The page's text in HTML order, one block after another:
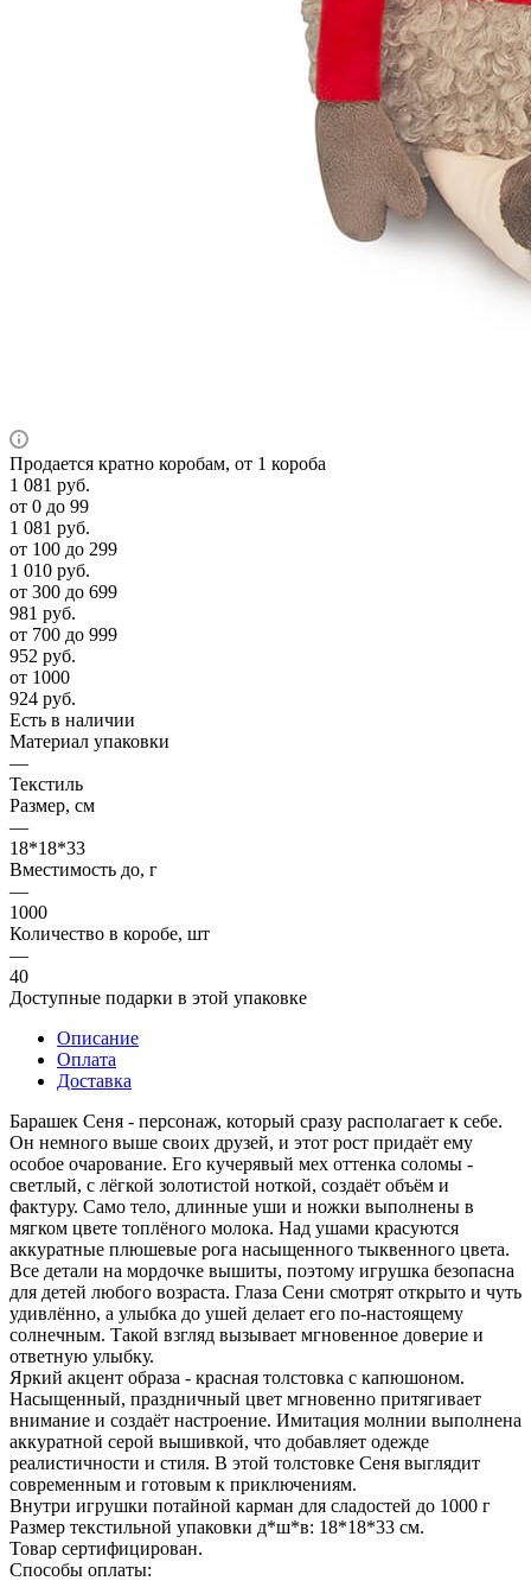
Продается кратно коробам, от 1 короба
1 081 руб.
от 0 до 99
1 081 руб.
от 100 до 299
1 010 руб.
от 300 до 699
981 руб.
от 700 до 999
952 руб.
от 1000
924 руб.
Есть в наличии
Материал упаковки
—
Текстиль
Размер, см
—
18*18*33
Вместимость до, г
—
1000
Количество в коробе, шт
—
40
Доступные подарки в этой упаковке
Описание
Оплата
Доставка
Барашек Сеня - персонаж, который сразу располагает к себе.
Он немного выше своих друзей, и этот рост придаёт ему
особое очарование. Его кучерявый мех оттенка соломы -
светлый, с лёгкой золотистой ноткой, создаёт объём и
фактуру. Само тело, длинные уши и ножки выполнены в
мягком цвете топлёного молока. Над ушами красуются
аккуратные плюшевые рога насыщенного тыквенного цвета.
Все детали на мордочке вышиты, поэтому игрушка безопасна
для детей любого возраста. Глаза Сени смотрят открыто и чуть
удивлённо, а улыбка до ушей делает его по-настоящему
солнечным. Такой взгляд вызывает мгновенное доверие и
ответную улыбку.
Яркий акцент образа - красная толстовка с капюшоном.
Насыщенный, праздничный цвет мгновенно притягивает
внимание и создаёт настроение. Имитация молнии выполнена
аккуратной серой вышивкой, что добавляет одежде
реалистичности и стиля. В этой толстовке Сеня выглядит
современным и готовым к приключениям.
Внутри игрушки потайной карман для сладостей до 1000 г
Размер текстильной упаковки д*ш*в: 18*18*33 см.
Товар сертифицирован.
Способы оплаты: